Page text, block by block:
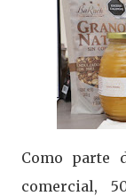
Como parte
comercial,